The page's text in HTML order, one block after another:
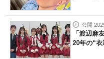
公開
「渡辺
20年の“